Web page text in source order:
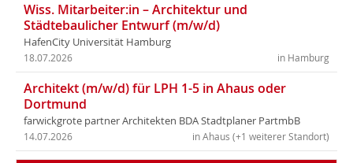
Wiss. Mitarbeiter:in – Architektur und
Städtebaulicher Entwurf (m/w/d)
HafenCity Universität Hamburg
in Hamburg
18.07.2026
Architekt (m/w/d) für LPH 1-5 in Ahaus oder
Dortmund
farwickgrote partner Architekten BDA Stadtplaner PartmbB
in Ahaus (+1 weiterer Standort)
14.07.2026